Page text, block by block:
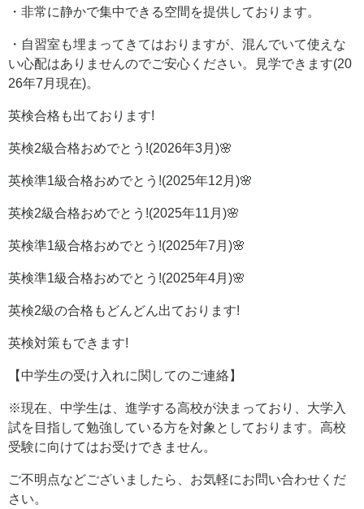
・非常に静かで集中できる空間を提供しております。
・自習室も埋まってきてはおりますが、混んでいて使えな
い心配はありませんのでご安心ください。見学できます(20
26年7月現在)。
英検合格も出ております!
英検2級合格おめでとう!(2026年3月)🌸
英検準1級合格おめでとう!(2025年12月)🌸
英検2級合格おめでとう!(2025年11月)🌸
英検準1級合格おめでとう!(2025年7月)🌸
英検準1級合格おめでとう!(2025年4月)🌸
英検2級の合格もどんどん出ております!
英検対策もできます!
【中学生の受け入れに関してのご連絡】
※現在、中学生は、進学する高校が決まっており、大学入
試を目指して勉強している方を対象としております。高校
受験に向けてはお受けできません。
ご不明点などございましたら、お気軽にお問い合わせくだ
さい。